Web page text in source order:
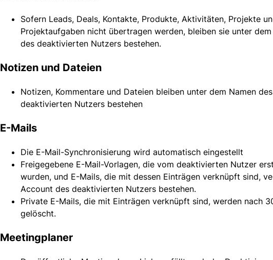
Sofern Leads, Deals, Kontakte, Produkte, Aktivitäten, Projekte
Projektaufgaben nicht übertragen werden, bleiben sie unter dem
des deaktivierten Nutzers bestehen.
Notizen und Dateien
Notizen, Kommentare und Dateien bleiben unter dem Namen des
deaktivierten Nutzers bestehen
E-Mails
Die E-Mail-Synchronisierung wird automatisch eingestellt
Freigegebene E-Mail-Vorlagen, die vom deaktivierten Nutzer
wurden, und E-Mails, die mit dessen Einträgen verknüpft sind,
Account des deaktivierten Nutzers bestehen.
Private E-Mails, die mit Einträgen verknüpft sind, werden nach
gelöscht.
Meetingplaner